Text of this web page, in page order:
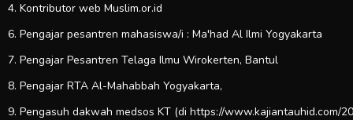
4. Kontributor web Muslim.or.id
6. Pengajar pesantren mahasiswa/i : Ma'had Al Ilmi Yogyakarta
7. Pengajar Pesantren Telaga Ilmu Wirokerten, Bantul
8. Pengajar RTA Al-Mahabbah Yogyakarta,
9. Pengasuh dakwah medsos KT (di https://www.kajiantauhid.com/